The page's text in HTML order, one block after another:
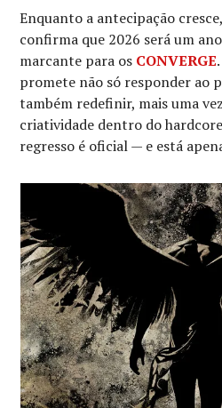
Enquanto a antecipação
confirma que 2026 será um
marcante para os CONVERGE
promete não só responder ao
também redefinir, mais uma
criatividade dentro do
regresso é oficial — e está